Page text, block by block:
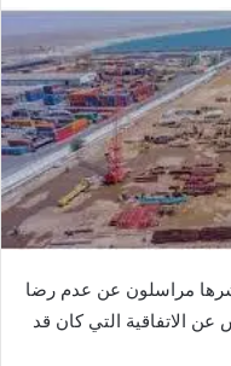
مراسلون عن عدم رضا
عن الاتفاقية التي كان قد